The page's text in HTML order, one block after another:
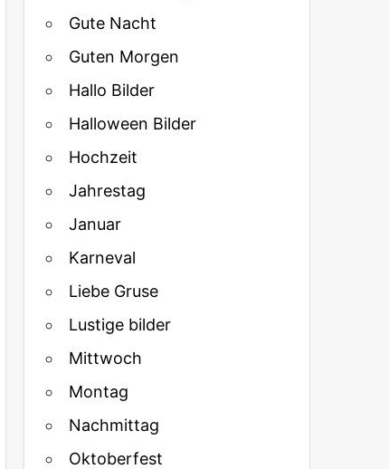
Gute Nacht
Guten Morgen
Hallo Bilder
Halloween Bilder
Hochzeit
Jahrestag
Januar
Karneval
Liebe Gruse
Lustige bilder
Mittwoch
Montag
Nachmittag
Oktoberfest